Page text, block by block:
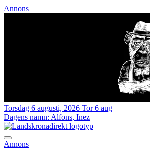
Annons
Torsdag 6 augusti, 2026 Tor 6 aug
Dagens namn: Alfons, Inez
Annons